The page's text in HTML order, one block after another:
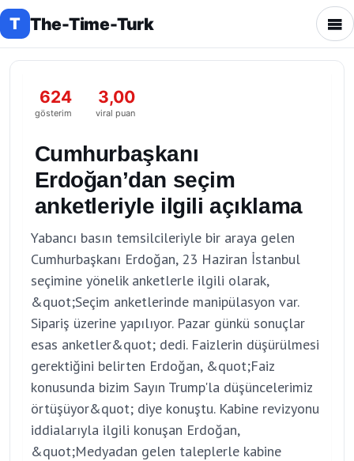
T The-Time-Turk
624
gösterim
3,00
viral puan
Cumhurbaşkanı
Erdoğan’dan seçim
anketleriyle ilgili açıklama
Yabancı basın temsilcileriyle bir araya gelen
Cumhurbaşkanı Erdoğan, 23 Haziran İstanbul
seçimine yönelik anketlerle ilgili olarak,
&quot;Seçim anketlerinde manipülasyon var.
Sipariş üzerine yapılıyor. Pazar günkü sonuçlar
esas anketler&quot; dedi. Faizlerin düşürülmesi
gerektiğini belirten Erdoğan, &quot;Faiz
konusunda bizim Sayın Trump'la düşüncelerimiz
örtüşüyor&quot; diye konuştu. Kabine revizyonu
iddialarıyla ilgili konuşan Erdoğan,
&quot;Medyadan gelen taleplerle kabine